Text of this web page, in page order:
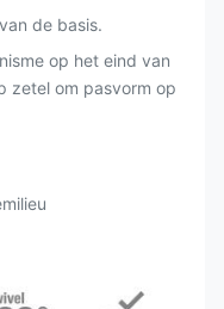
de basis.
op het eind van
zetel om pasvorm op